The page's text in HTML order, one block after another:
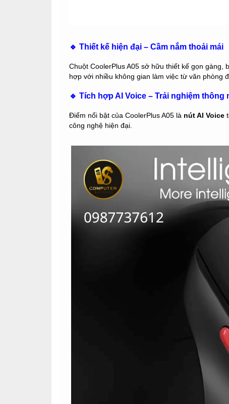
🔹 Thiết kế hiện đại – Cầm nắm thoải mái
Chuột CoolerPlus A05 sở hữu thiết kế gọn
hợp với nhiều không gian làm việc từ văn phòng
🔹 Tích hợp AI Voice – Trải nghiệm thông
Điểm nổi bật của CoolerPlus A05 là nút AI Voice
công nghệ hiện đại.